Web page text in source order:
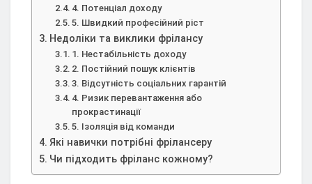
4. Потенціал доходу
5. Швидкий професійний ріст
Недоліки та виклики фрілансу
1. Нестабільність доходу
2. Постійний пошук клієнтів
3. Відсутність соціальних гарантій
4. Ризик перевантаження або
прокрастинації
5. Ізоляція від команди
Які навички потрібні фрілансеру
Чи підходить фріланс кожному?